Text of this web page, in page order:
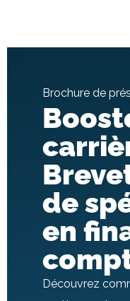
Brochure de
de
en
Découvrez